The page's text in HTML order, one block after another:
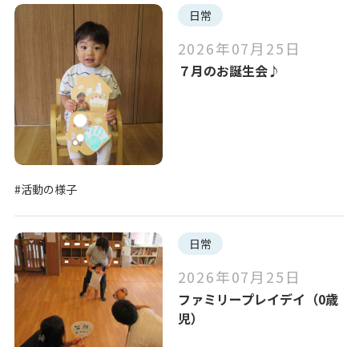
全ての選択を解除
日常
2026年07月25日
７月のお誕生会♪
#活動の様子
日常
2026年07月25日
ファミリープレイデイ（0歳
児）